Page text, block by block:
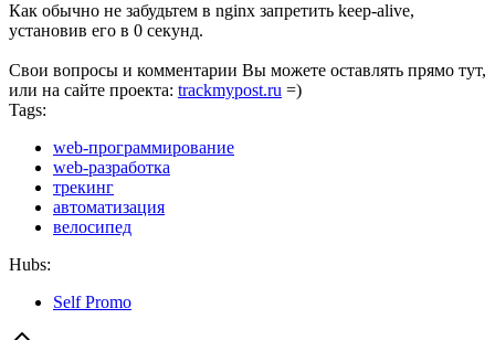
Как обычно не забудьтем в nginx запретить keep-alive,
установив его в 0 секунд.
Свои вопросы и комментарии Вы можете оставлять прямо тут,
или на сайте проекта: trackmypost.ru =)
Tags:
web-программирование
web-разработка
трекинг
автоматизация
велосипед
Hubs:
Self Promo